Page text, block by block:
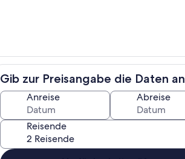
Zimmer
Gib zur Preisangabe die Daten an
Anreise Abreise
Reisende